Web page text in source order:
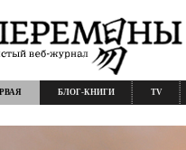
БЛОГ-КНИГИ TV